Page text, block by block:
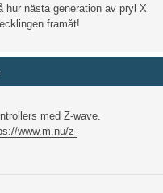
hur nästa generation av pryl X
framåt!
med Z-wave.
www.m.nu/z-